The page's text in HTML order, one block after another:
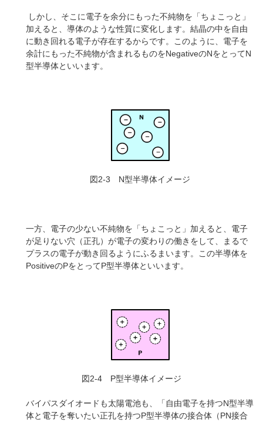
しかし、そこに電子を余分にもった不純物を「ちょこっと」
加えると、導体のような性質に変化します。結晶の中を自由
に動き回れる電子が存在するからです。このように、電子を
余計にもった不純物が含まれるものをNegativeのNをとってN
型半導体といいます。
図2-3 N型半導体イメージ
一方、電子の少ない不純物を「ちょこっと」加えると、電子
が足りない穴（正孔）が電子の変わりの働きをして、まるで
プラスの電子が動き回るようにふるまいます。この半導体を
PositiveのPをとってP型半導体といいます。
図2-4 P型半導体イメージ
バイパスダイオードも太陽電池も、「自由電子を持つN型半導
体と電子を奪いたい正孔を持つP型半導体の接合体（PN接合